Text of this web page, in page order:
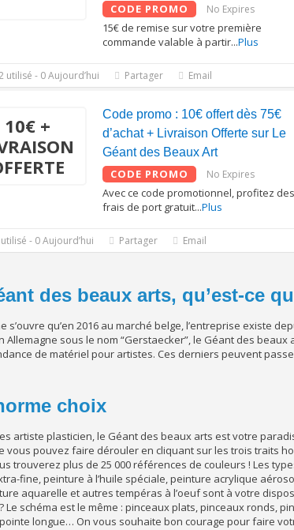
CODE PROMO No Expires
15€ de remise sur votre première
commande valable à partir...Plus
utilisé - 0 Aujourd’hui Partager Email
10€ +
Code promo : 10€ offert dès 75€
d’achat + Livraison Offerte sur Le
Géant des Beaux Art
CODE PROMO No Expires
Avec ce code promotionnel, profitez des
frais de port gratuit...Plus
- 0 Aujourd’hui Partager Email
des beaux arts, qu’est-ce
s’ouvre qu’en 2016 au marché belge, l’entreprise existe
Allemagne sous le nom “Gerstaecker”, le Géant des
de matériel pour artistes. Ces derniers peuvent
choix
artiste plasticien, le Géant des beaux arts est votre
vous pouvez faire dérouler en cliquant sur les trois traits
trouverez plus de 25 000 références de couleurs ! Les
fine, peinture à l’huile spéciale, peinture acrylique
aquarelle et autres tempéras à l’oeuf sont à votre
Le schéma est le même : pinceaux plats, pinceaux ronds,
longue… On vous souhaite bon courage pour faire